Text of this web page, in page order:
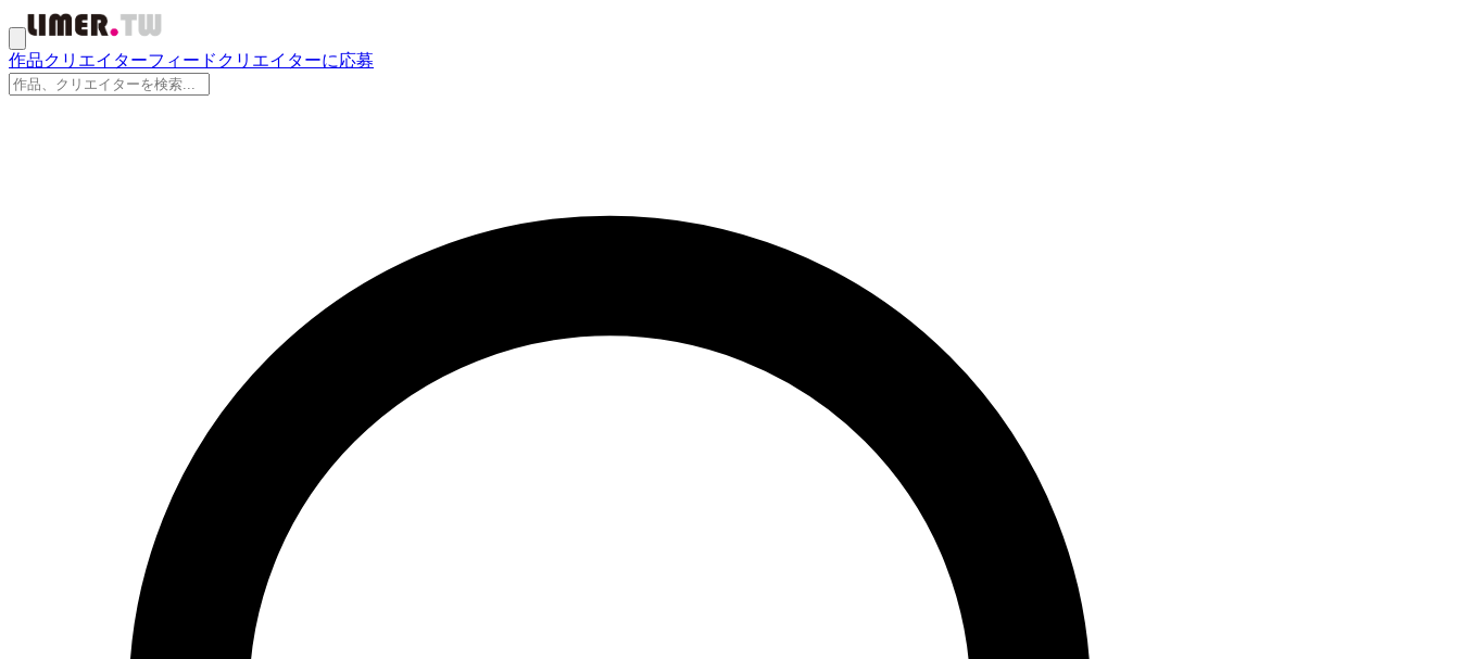
作品クリエイターフィード クリエイターに応募